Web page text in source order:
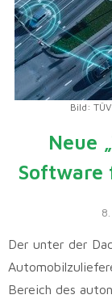
Bild:
Neue
Software
Der unter der
Bereich des